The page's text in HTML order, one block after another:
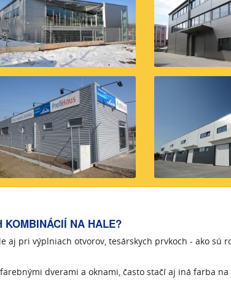
KOMBINÁCIÍ NA HALE?
pri výplniach otvorov, tesárskych prvkoch - ako sú
dverami a oknami, často stačí aj iná farba